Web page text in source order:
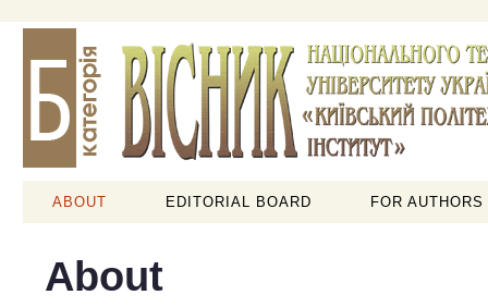
ABOUT EDITORIAL BOARD FOR AUTHORS
About